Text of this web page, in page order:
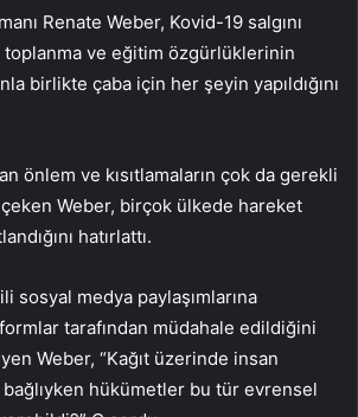
Renate Weber, Kovid-19 salgını
ve eğitim özgürlüklerinin
birlikte çaba için her şeyin yapıldığını
önlem ve kısıtlamaların çok da gerekli
çeken Weber, birçok ülkede hareket
hatırlattı.
sosyal medya paylaşımlarına
tarafından müdahale edildiğini
Weber, “Kağıt üzerinde insan
bağlıyken hükümetler bu tür evrensel